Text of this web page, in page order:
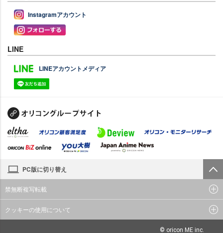
Instagramアカウント
LINE
LINEアカウントメディア
PC版に切り替え
禁無断複写転載
クッキーの使用について
© oricon ME inc.